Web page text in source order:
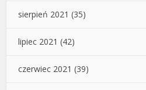
sierpień 2021 (35)
lipiec 2021 (42)
czerwiec 2021 (39)